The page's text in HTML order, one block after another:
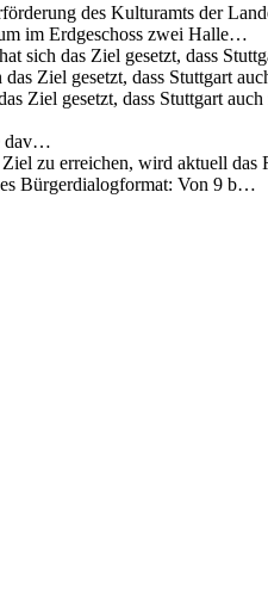
des Kulturamts der
im Erdgeschoss zwei Halle…
sich das Ziel gesetzt, dass
Ziel gesetzt, dass Stuttgart
Ziel gesetzt, dass Stuttgart
dav…
zu erreichen, wird aktuell
Bürgerdialogformat: Von 9 b…